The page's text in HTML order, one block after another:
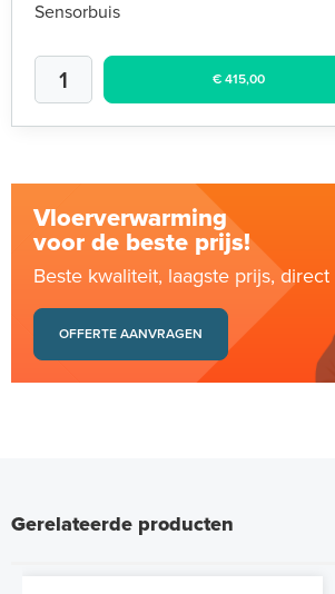
Sensorbuis
€ 415,00
Vloerverwarming
voor de beste prijs!
Beste kwaliteit, laagste prijs,
OFFERTE AANVRAGEN
Gerelateerde producten